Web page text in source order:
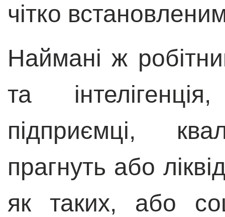
чітко
Наймані ж
та
підприємці,
прагнуть або
як таких, або